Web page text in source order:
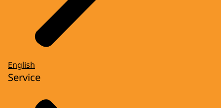
English
Service